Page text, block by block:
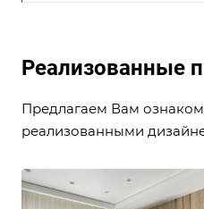
Реализованные
Предлагаем Вам
реализованными